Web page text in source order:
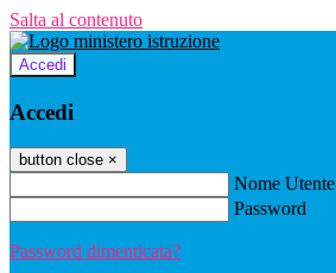
Salta al contenuto
Accedi
Accedi
button close ×
Nome Utente
Password
Password dimenticata?